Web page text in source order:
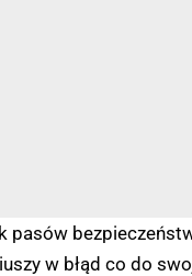
w błąd co do